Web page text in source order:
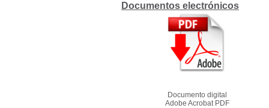
Documentos electrónicos
Documento digital
Adobe Acrobat PDF